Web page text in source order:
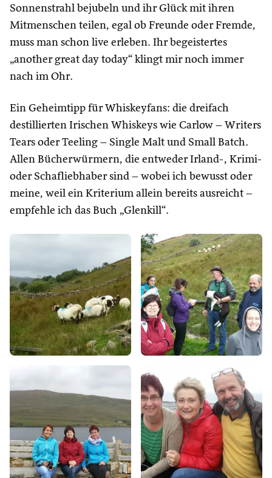
Sonnenstrahl bejubeln und ihr Glück mit ihren
Mitmenschen teilen, egal ob Freunde oder Fremde,
muss man schon live erleben. Ihr begeistertes
„another great day today“ klingt mir noch immer
nach im Ohr.
Ein Geheimtipp für Whiskeyfans: die dreifach
destillierten Irischen Whiskeys wie Carlow – Writers
Tears oder Teeling – Single Malt und Small Batch.
Allen Bücherwürmern, die entweder Irland-, Krimi-
oder Schafliebhaber sind – wobei ich bewusst oder
meine, weil ein Kriterium allein bereits ausreicht –
empfehle ich das Buch „Glenkill“.